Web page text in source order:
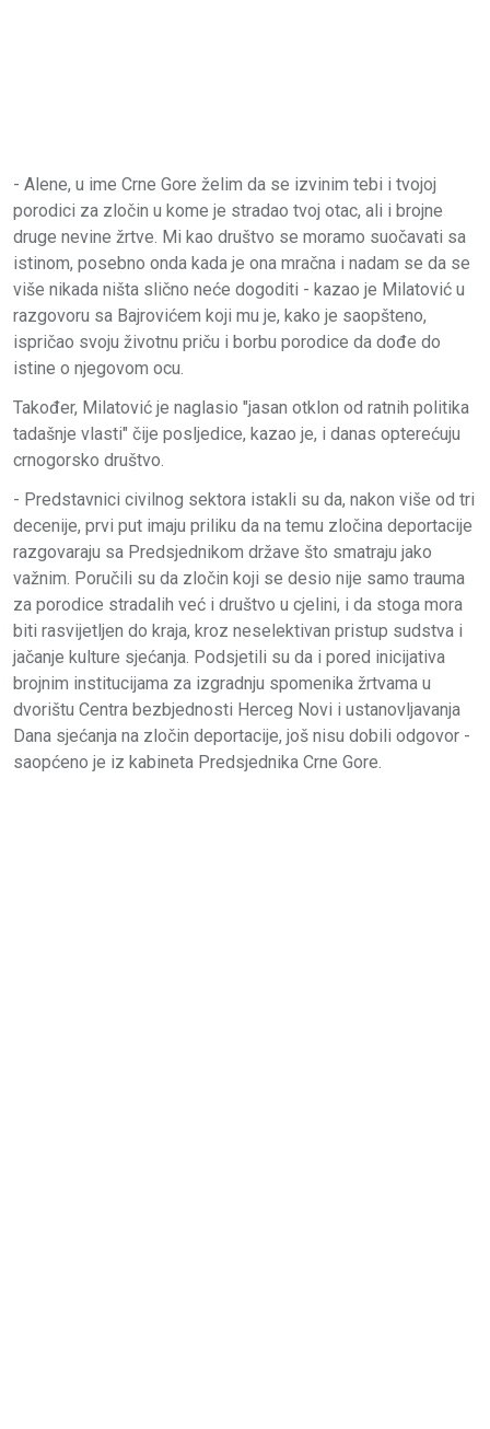
- Alene, u ime Crne Gore želim da se izvinim tebi i tvojoj
porodici za zločin u kome je stradao tvoj otac, ali i brojne
druge nevine žrtve. Mi kao društvo se moramo suočavati sa
istinom, posebno onda kada je ona mračna i nadam se da se
više nikada ništa slično neće dogoditi - kazao je Milatović u
razgovoru sa Bajrovićem koji mu je, kako je saopšteno,
ispričao svoju životnu priču i borbu porodice da dođe do
istine o njegovom ocu.
Također, Milatović je naglasio "jasan otklon od ratnih politika
tadašnje vlasti" čije posljedice, kazao je, i danas opterećuju
crnogorsko društvo.
- Predstavnici civilnog sektora istakli su da, nakon više od tri
decenije, prvi put imaju priliku da na temu zločina deportacije
razgovaraju sa Predsjednikom države što smatraju jako
važnim. Poručili su da zločin koji se desio nije samo trauma
za porodice stradalih već i društvo u cjelini, i da stoga mora
biti rasvijetljen do kraja, kroz neselektivan pristup sudstva i
jačanje kulture sjećanja. Podsjetili su da i pored inicijativa
brojnim institucijama za izgradnju spomenika žrtvama u
dvorištu Centra bezbjednosti Herceg Novi i ustanovljavanja
Dana sjećanja na zločin deportacije, još nisu dobili odgovor -
saopćeno je iz kabineta Predsjednika Crne Gore.